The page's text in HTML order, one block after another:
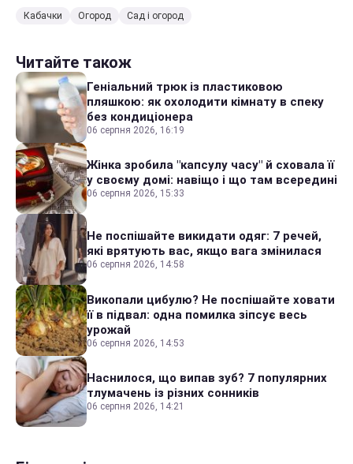
Кабачки Огород Сад і огород
Читайте також
Геніальний трюк із пластиковою
пляшкою: як охолодити кімнату в спеку
без кондиціонера
06 серпня 2026, 16:19
Жінка зробила "капсулу часу" й сховала її
у своєму домі: навіщо і що там всередині
06 серпня 2026, 15:33
Не поспішайте викидати одяг: 7 речей,
які врятують вас, якщо вага змінилася
06 серпня 2026, 14:58
Викопали цибулю? Не поспішайте ховати
її в підвал: одна помилка зіпсує весь
урожай
06 серпня 2026, 14:53
Наснилося, що випав зуб? 7 популярних
тлумачень із різних сонників
06 серпня 2026, 14:21